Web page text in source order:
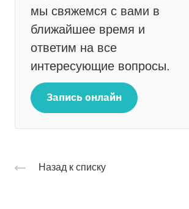
мы свяжемся с вами в
ближайшее время и
ответим на все
интересующие вопросы.
Запись онлайн
Назад к списку